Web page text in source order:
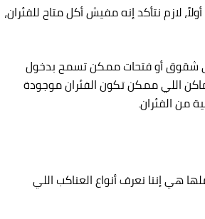
لازم نتأكد إنه مفيش أكل متاح للفئران،
أي شقوق أو فتحات ممكن تسمح بدخول
اللي ممكن تكون الفئران موجودة
من الفئران.
هي إننا نعرف أنواع العناكب اللي